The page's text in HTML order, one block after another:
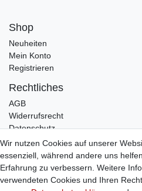
Shop
Neuheiten
Mein Konto
Registrieren
Rechtliches
AGB
Widerrufsrecht
Datenschutz
Impressum
Infos
Zahlung / Versand
Individuelle Anfertigung
Wir nutzen Cookies auf unserer
essenziell, während andere uns
Erfahrung zu verbessern. Weitere
verwendeten Cookies und Ihren